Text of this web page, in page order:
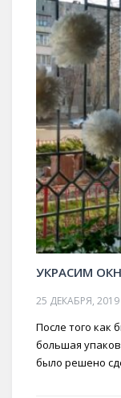
УКРАСИМ
25 ДЕКАБРЯ, 2019
После того как
большая
было решено